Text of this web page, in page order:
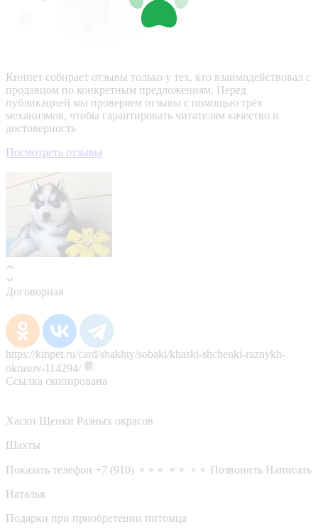
Кинпет собирает отзывы только у тех, кто взаимодействовал с
продавцом по конкретным предложениям. Перед
публикацией мы проверяем отзывы с помощью трёх
механизмов, чтобы гарантировать читателям качество и
достоверность
Посмотреть отзывы
Договорная
https://kinpet.ru/card/shakhty/sobaki/khaski-shchenki-raznykh-
okrasov-114294/
Ссылка скопирована
Хаски Щенки Разных окрасов
Шахты
Показать телефон +7 (910) ⚬⚬⚬ ⚬⚬ ⚬⚬ Позвонить Написать
Наталья
Подарки при приобретении питомца